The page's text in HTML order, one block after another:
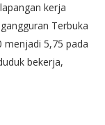
kerja
Terbuka
menjadi 5,75 pada
bekerja,